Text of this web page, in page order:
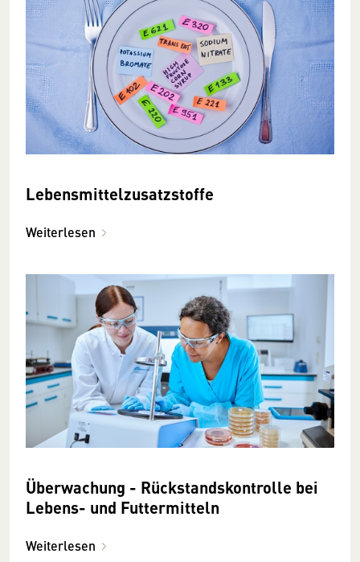
Lebensmittelzusatzstoffe
Weiterlesen
Überwachung - Rückstandskontrolle bei
Lebens- und Futtermitteln
Weiterlesen